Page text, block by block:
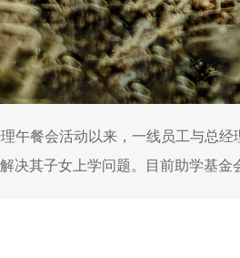
午餐会活动以来，一线员工与总
决其子女上学问题。目前助学基金